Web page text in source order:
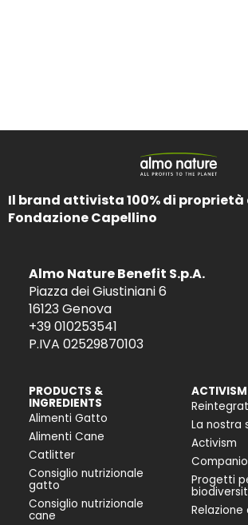
Il brand attivista 100% di proprietà
Fondazione Capellino
Almo Nature Benefit S.p.A.
Piazza dei Giustiniani 6
16123 Genova
+39 010253541
P.IVA 02529870103
PRODUCTS &
INGREDIENTS
Alimenti Gatto
Alimenti Cane
Catlitter
Consiglio nutrizionale
gatto
Consiglio nutrizionale
cane
ACTIVISM
La nostra
Activism
Progetti